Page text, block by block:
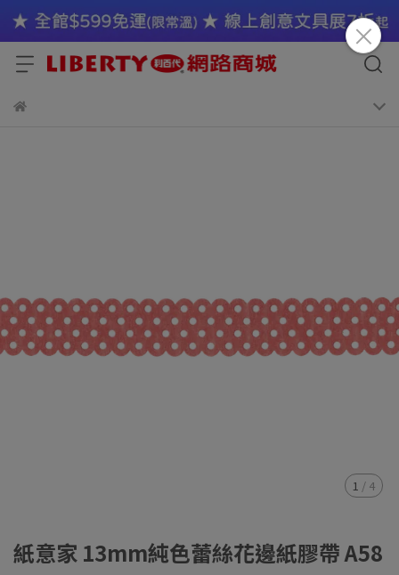
1 / 4
紙意家 13mm純色蕾絲花邊紙膠帶 A58